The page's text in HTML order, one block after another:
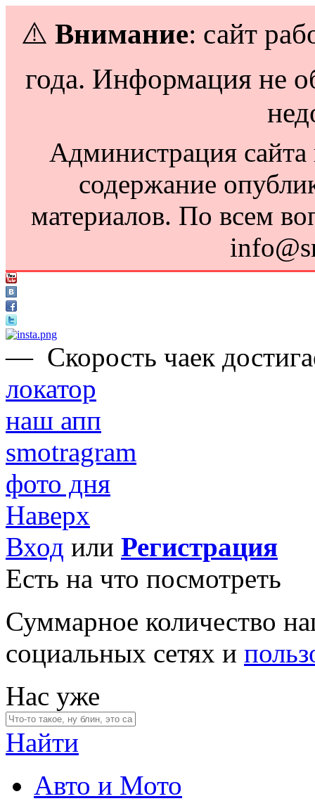
⚠️ Внимание: сайт
года. Информация не
Администрация сайта
содержание
материалов. По всем
— Скорость чаек
локатор
наш апп
smotragram
фото дня
Наверх
Вход или Регистрация
Есть на что посмотреть
Суммарное количество
социальных сетях и
Нас уже
Найти
Авто и Мото